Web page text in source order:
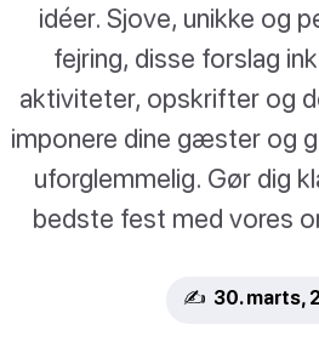
idéer. Sjove, unikke og
fejring, disse forslag
aktiviteter, opskrifter og
imponere dine gæster og
uforglemmelig. Gør dig
bedste fest med vores
✍️ 30. marts,